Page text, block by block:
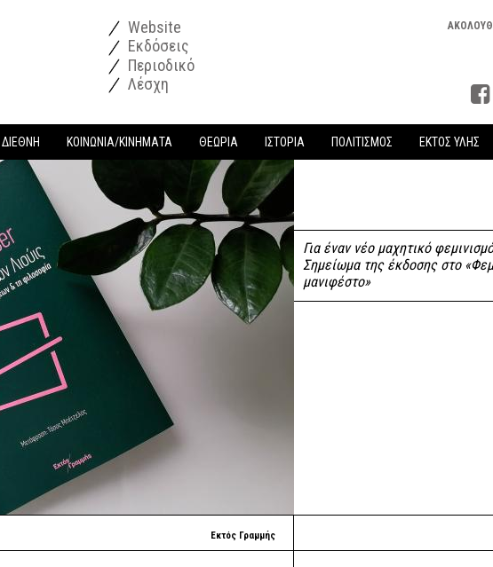
Website
Εκδόσεις
Περιοδικό
Λέσχη
ΔΙΕΘΝΗ ΚΟΙΝΩΝΙΑ/ΚΙΝΗΜΑΤΑ ΘΕΩΡΙΑ ΙΣΤΟΡΙΑ ΠΟΛΙΤΙΣΜΟΣ ΕΚΤΟΣ ΥΛΗΣ
Για έναν νέο μαχητικό
Σημείωμα της έκδοσης στο
μανιφέστο»
Εκτός Γραμμής